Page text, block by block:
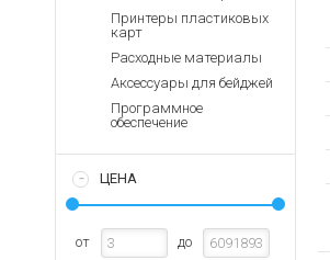
Принтеры пластиковых
карт
Расходные материалы
Аксессуары для бейджей
Программное
обеспечение
ЦЕНА
от до